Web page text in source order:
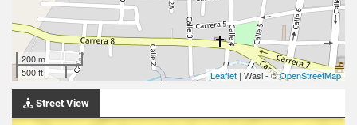
200 m
500 ft
Leaflet | Wasi - ©OpenStreetMap
Street View